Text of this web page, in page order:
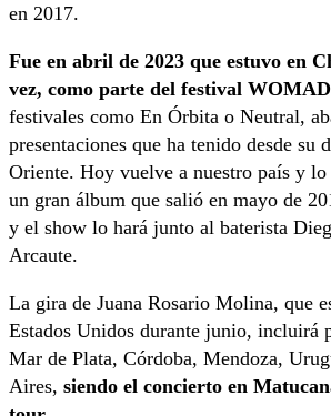
en 2017.
Fue en abril de 2023 que estuvo en
vez, como parte del festival
festivales como En Órbita o Neutral,
presentaciones que ha tenido desde su
Oriente. Hoy vuelve a nuestro país y lo
un gran álbum que salió en mayo de
y el show lo hará junto al baterista
Arcaute.
La gira de Juana Rosario Molina, que
Estados Unidos durante junio, incluirá
Mar de Plata, Córdoba, Mendoza,
Aires, siendo el concierto en